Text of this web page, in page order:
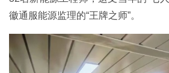
徽通服能源监理的“王牌之师”。